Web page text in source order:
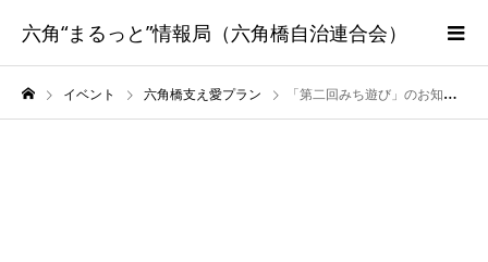
六角“まるっと”情報局（六角橋自治連合会）
イベント 六角橋支え愛プラン 「第二回みち遊び」のお知らせ